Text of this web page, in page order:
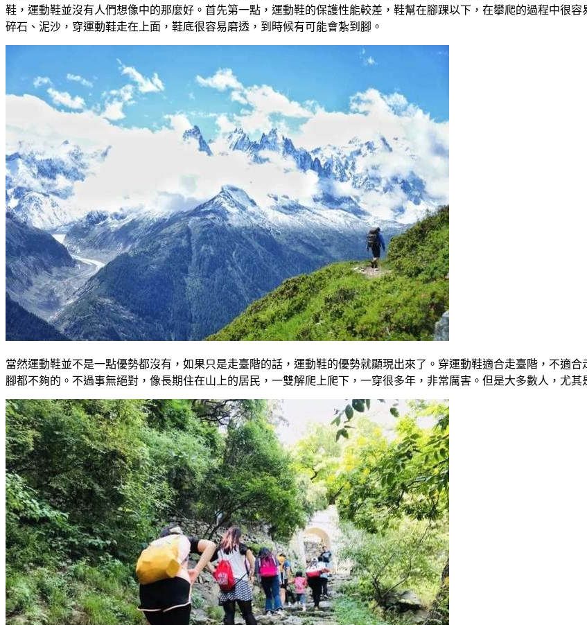
鞋，運動鞋並沒有人們想像中的那麼好。首先第一點，運動鞋的保護性能較差，鞋幫在腳踝以下，在攀爬的過程中很
碎石、泥沙，穿運動鞋走在上面，鞋底很容易磨透，到時候有可能會紮到腳。
當然運動鞋並不是一點優勢都沒有，如果只是走臺階的話，運動鞋的優勢就顯現出來了。穿運動鞋適合走臺階，不適
腳都不夠的。不過事無絕對，像長期住在山上的居民，一雙解爬上爬下，一穿很多年，非常厲害。但是大多數人，尤